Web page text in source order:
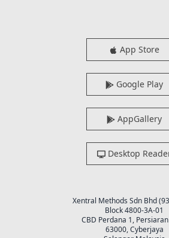
App Store
Google Play
AppGallery
Desktop
Xentral Methods Sdn Bhd
Block 4800-3A-01
CBD Perdana 1,
63000, Cyberjaya